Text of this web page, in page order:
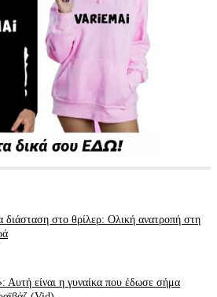
διάσταση στο θρίλερ: Ολική ανατροπή στη
είναι η γυναίκα που έδωσε σήμα